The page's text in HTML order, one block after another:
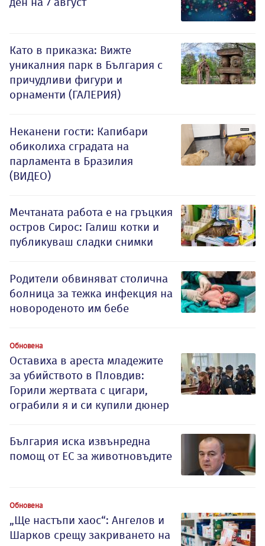
Като в приказка: Вижте
уникалния парк в България с
причудливи фигури и
орнаменти (ГАЛЕРИЯ)
Неканени гости: Капибари
обиколиха сградата на
парламента в Бразилия
(ВИДЕО)
Мечтаната работа е на гръцкия
остров Сирос: Галиш котки и
публикуваш сладки снимки
Родители обвиняват столична
болница за тежка инфекция на
новороденото им бебе
Обновена
Оставиха в ареста младежите
за убийството в Пловдив:
Горили жертвата с цигари,
ограбили я и си купили дюнер
България иска извънредна
помощ от ЕС за животновъдите
Обновена
„Ще настъпи хаос“: Ангелов и
Шарков срещу закриването на